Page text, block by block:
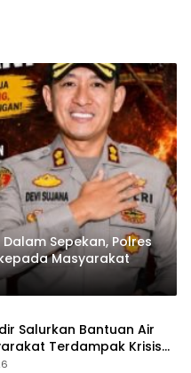
Sepekan, Polres
Masyarakat
Salurkan Bantuan Air
Terdampak Krisis